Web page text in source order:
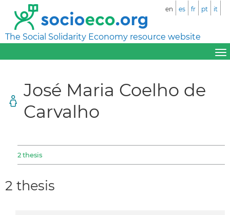
The Social Solidarity Economy resource website
en es fr pt it
José Maria Coelho de
Carvalho
2 thesis
2 thesis